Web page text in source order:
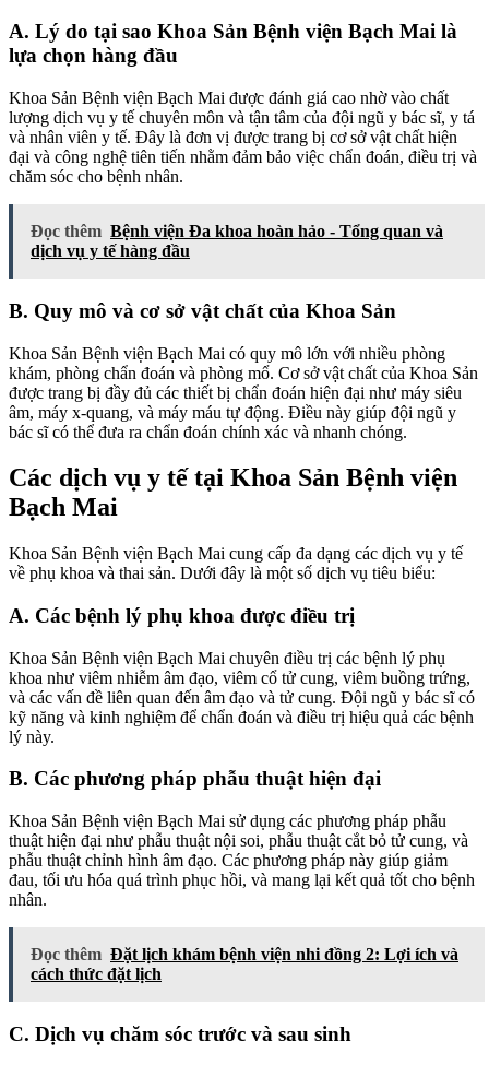
A. Lý do tại sao Khoa Sản Bệnh viện Bạch Mai là
lựa chọn hàng đầu
Khoa Sản Bệnh viện Bạch Mai được đánh giá cao nhờ vào chất
lượng dịch vụ y tế chuyên môn và tận tâm của đội ngũ y bác sĩ, y tá
và nhân viên y tế. Đây là đơn vị được trang bị cơ sở vật chất hiện
đại và công nghệ tiên tiến nhằm đảm bảo việc chẩn đoán, điều trị và
chăm sóc cho bệnh nhân.
Đọc thêm Bệnh viện Đa khoa hoàn hảo - Tổng quan và
dịch vụ y tế hàng đầu
B. Quy mô và cơ sở vật chất của Khoa Sản
Khoa Sản Bệnh viện Bạch Mai có quy mô lớn với nhiều phòng
khám, phòng chẩn đoán và phòng mổ. Cơ sở vật chất của Khoa Sản
được trang bị đầy đủ các thiết bị chẩn đoán hiện đại như máy siêu
âm, máy x-quang, và máy máu tự động. Điều này giúp đội ngũ y
bác sĩ có thể đưa ra chẩn đoán chính xác và nhanh chóng.
Các dịch vụ y tế tại Khoa Sản Bệnh viện
Bạch Mai
Khoa Sản Bệnh viện Bạch Mai cung cấp đa dạng các dịch vụ y tế
về phụ khoa và thai sản. Dưới đây là một số dịch vụ tiêu biểu:
A. Các bệnh lý phụ khoa được điều trị
Khoa Sản Bệnh viện Bạch Mai chuyên điều trị các bệnh lý phụ
khoa như viêm nhiễm âm đạo, viêm cổ tử cung, viêm buồng trứng,
và các vấn đề liên quan đến âm đạo và tử cung. Đội ngũ y bác sĩ có
kỹ năng và kinh nghiệm để chẩn đoán và điều trị hiệu quả các bệnh
lý này.
B. Các phương pháp phẫu thuật hiện đại
Khoa Sản Bệnh viện Bạch Mai sử dụng các phương pháp phẫu
thuật hiện đại như phẫu thuật nội soi, phẫu thuật cắt bỏ tử cung, và
phẫu thuật chỉnh hình âm đạo. Các phương pháp này giúp giảm
đau, tối ưu hóa quá trình phục hồi, và mang lại kết quả tốt cho bệnh
nhân.
Đọc thêm Đặt lịch khám bệnh viện nhi đồng 2: Lợi ích và
cách thức đặt lịch
C. Dịch vụ chăm sóc trước và sau sinh